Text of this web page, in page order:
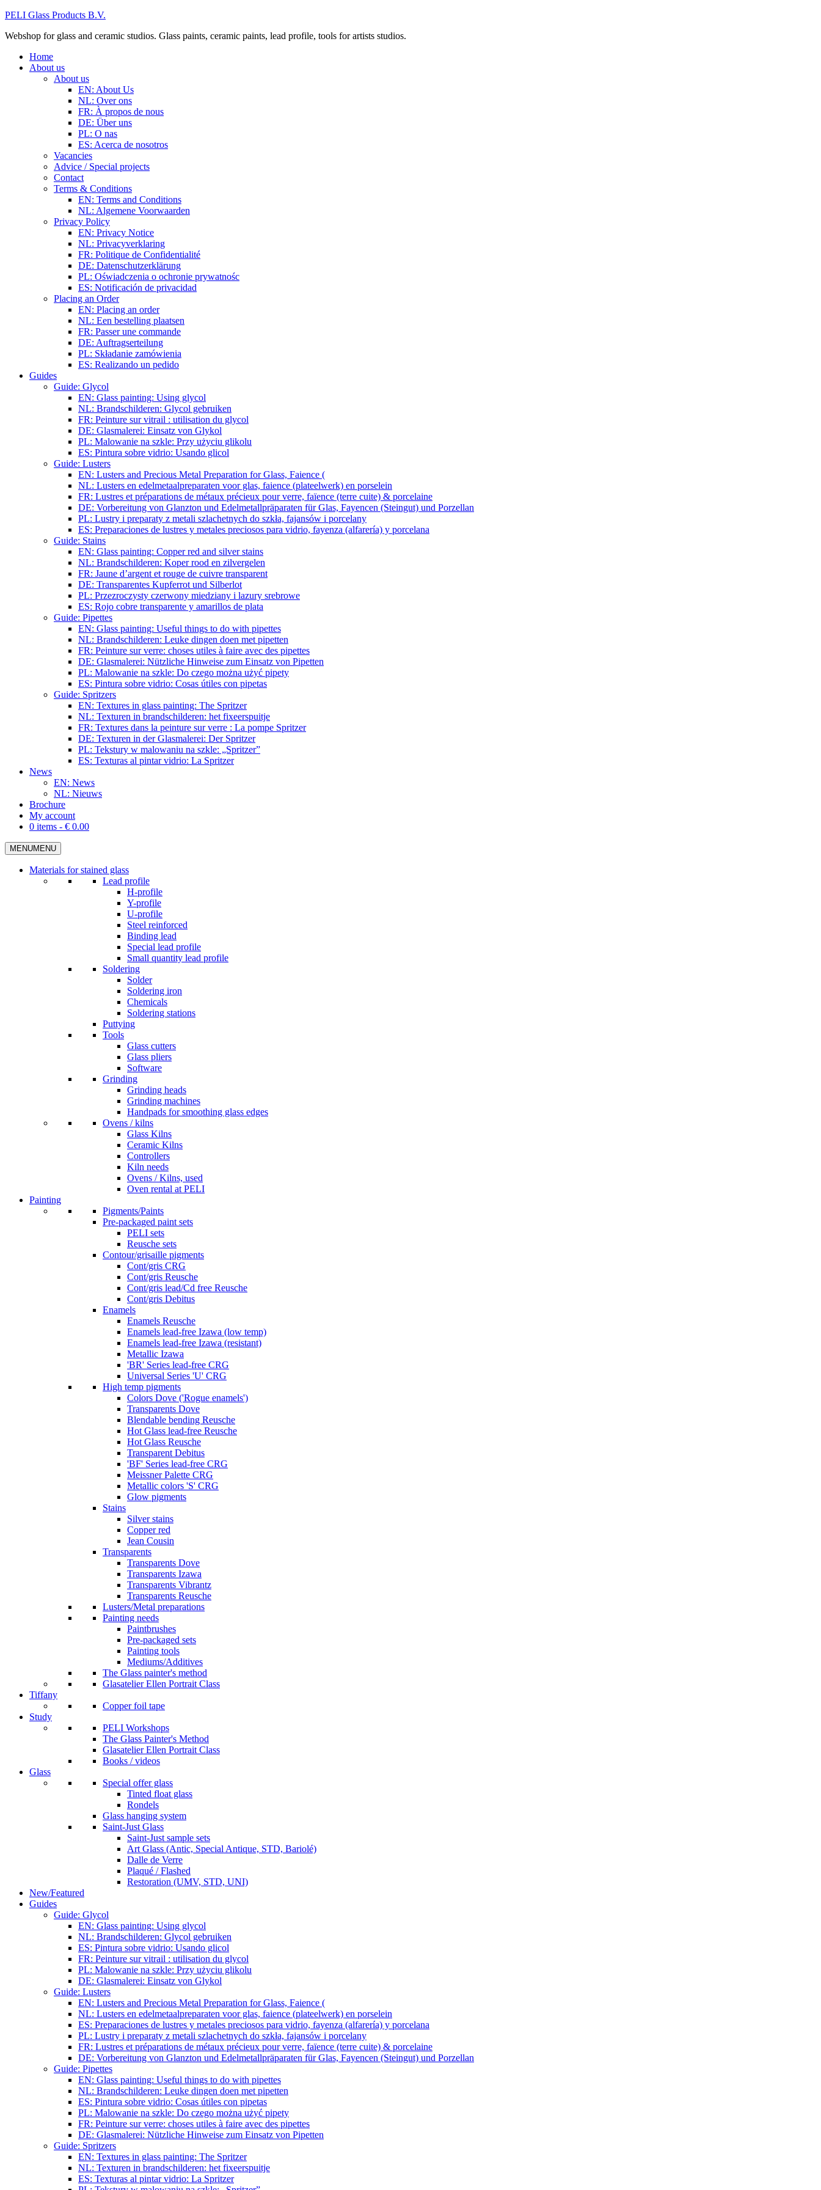
PELI Glass Products B.V.
Webshop for glass and ceramic studios. Glass paints, ceramic paints, lead profile, tools for artists studios.
Home
About us
About us
EN: About Us
NL: Over ons
FR: À propos de nous
DE: Über uns
PL: O nas
ES: Acerca de nosotros
Vacancies
Advice / Special projects
Contact
Terms & Conditions
EN: Terms and Conditions
NL: Algemene Voorwaarden
Privacy Policy
EN: Privacy Notice
NL: Privacyverklaring
FR: Politique de Confidentialité
DE: Datenschutzerklärung
PL: Oświadczenia o ochronie prywatnośc
ES: Notificación de privacidad
Placing an Order
EN: Placing an order
NL: Een bestelling plaatsen
FR: Passer une commande
DE: Auftragserteilung
PL: Składanie zamówienia
ES: Realizando un pedido
Guides
Guide: Glycol
EN: Glass painting: Using glycol
NL: Brandschilderen: Glycol gebruiken
FR: Peinture sur vitrail : utilisation du glycol
DE: Glasmalerei: Einsatz von Glykol
PL: Malowanie na szkle: Przy użyciu glikolu
ES: Pintura sobre vidrio: Usando glicol
Guide: Lusters
EN: Lusters and Precious Metal Preparation for Glass, Faience (
NL: Lusters en edelmetaalpreparaten voor glas, faience (plateelwerk) en porselein
FR: Lustres et préparations de métaux précieux pour verre, faïence (terre cuite) & porcelaine
DE: Vorbereitung von Glanzton und Edelmetallpräparaten für Glas, Fayencen (Steingut) und Porzellan
PL: Lustry i preparaty z metali szlachetnych do szkła, fajansów i porcelany
ES: Preparaciones de lustres y metales preciosos para vidrio, fayenza (alfarería) y porcelana
Guide: Stains
EN: Glass painting: Copper red and silver stains
NL: Brandschilderen: Koper rood en zilvergelen
FR: Jaune d’argent et rouge de cuivre transparent
DE: Transparentes Kupferrot und Silberlot
PL: Przezroczysty czerwony miedziany i lazury srebrowe
ES: Rojo cobre transparente y amarillos de plata
Guide: Pipettes
EN: Glass painting: Useful things to do with pipettes
NL: Brandschilderen: Leuke dingen doen met pipetten
FR: Peinture sur verre: choses utiles à faire avec des pipettes
DE: Glasmalerei: Nützliche Hinweise zum Einsatz von Pipetten
PL: Malowanie na szkle: Do czego można użyć pipety
ES: Pintura sobre vidrio: Cosas útiles con pipetas
Guide: Spritzers
EN: Textures in glass painting: The Spritzer
NL: Texturen in brandschilderen: het fixeerspuitje
FR: Textures dans la peinture sur verre : La pompe Spritzer
DE: Texturen in der Glasmalerei: Der Spritzer
PL: Tekstury w malowaniu na szkle: „Spritzer”
ES: Texturas al pintar vidrio: La Spritzer
News
EN: News
NL: Nieuws
Brochure
My account
0 items - € 0.00
MENUMENU
Materials for stained glass
Lead profile
H-profile
Y-profile
U-profile
Steel reinforced
Binding lead
Special lead profile
Small quantity lead profile
Soldering
Solder
Soldering iron
Chemicals
Soldering stations
Puttying
Tools
Glass cutters
Glass pliers
Software
Grinding
Grinding heads
Grinding machines
Handpads for smoothing glass edges
Ovens / kilns
Glass Kilns
Ceramic Kilns
Controllers
Kiln needs
Ovens / Kilns, used
Oven rental at PELI
Painting
Pigments/Paints
Pre-packaged paint sets
PELI sets
Reusche sets
Contour/grisaille pigments
Cont/gris CRG
Cont/gris Reusche
Cont/gris lead/Cd free Reusche
Cont/gris Debitus
Enamels
Enamels Reusche
Enamels lead-free Izawa (low temp)
Enamels lead-free Izawa (resistant)
Metallic Izawa
'BR' Series lead-free CRG
Universal Series 'U' CRG
High temp pigments
Colors Dove ('Rogue enamels')
Transparents Dove
Blendable bending Reusche
Hot Glass lead-free Reusche
Hot Glass Reusche
Transparent Debitus
'BF' Series lead-free CRG
Meissner Palette CRG
Metallic colors 'S' CRG
Glow pigments
Stains
Silver stains
Copper red
Jean Cousin
Transparents
Transparents Dove
Transparents Izawa
Transparents Vibrantz
Transparents Reusche
Lusters/Metal preparations
Painting needs
Paintbrushes
Pre-packaged sets
Painting tools
Mediums/Additives
The Glass painter's method
Glasatelier Ellen Portrait Class
Tiffany
Copper foil tape
Study
PELI Workshops
The Glass Painter's Method
Glasatelier Ellen Portrait Class
Books / videos
Glass
Special offer glass
Tinted float glass
Rondels
Glass hanging system
Saint-Just Glass
Saint-Just sample sets
Art Glass (Antic, Special Antique, STD, Bariolé)
Dalle de Verre
Plaqué / Flashed
Restoration (UMV, STD, UNI)
New/Featured
Guides
Guide: Glycol
EN: Glass painting: Using glycol
NL: Brandschilderen: Glycol gebruiken
ES: Pintura sobre vidrio: Usando glicol
FR: Peinture sur vitrail : utilisation du glycol
PL: Malowanie na szkle: Przy użyciu glikolu
DE: Glasmalerei: Einsatz von Glykol
Guide: Lusters
EN: Lusters and Precious Metal Preparation for Glass, Faience (
NL: Lusters en edelmetaalpreparaten voor glas, faience (plateelwerk) en porselein
ES: Preparaciones de lustres y metales preciosos para vidrio, fayenza (alfarería) y porcelana
PL: Lustry i preparaty z metali szlachetnych do szkła, fajansów i porcelany
FR: Lustres et préparations de métaux précieux pour verre, faïence (terre cuite) & porcelaine
DE: Vorbereitung von Glanzton und Edelmetallpräparaten für Glas, Fayencen (Steingut) und Porzellan
Guide: Pipettes
EN: Glass painting: Useful things to do with pipettes
NL: Brandschilderen: Leuke dingen doen met pipetten
ES: Pintura sobre vidrio: Cosas útiles con pipetas
PL: Malowanie na szkle: Do czego można użyć pipety
FR: Peinture sur verre: choses utiles à faire avec des pipettes
DE: Glasmalerei: Nützliche Hinweise zum Einsatz von Pipetten
Guide: Spritzers
EN: Textures in glass painting: The Spritzer
NL: Texturen in brandschilderen: het fixeerspuitje
ES: Texturas al pintar vidrio: La Spritzer